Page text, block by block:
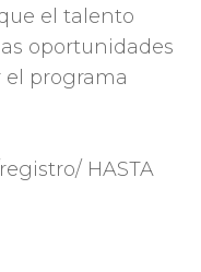
el talento
oportunidades
el programa
HASTA